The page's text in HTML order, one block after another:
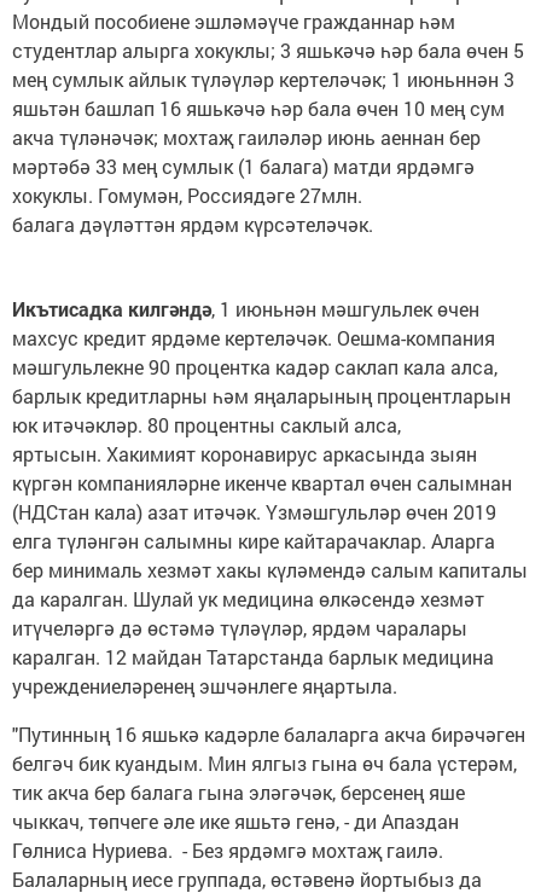
Мондый пособиене эшләмәүче гражданнар һәм
студентлар алырга хокуклы; 3 яшькәчә һәр бала өчен 5
мең сумлык айлык түләүләр кертеләчәк; 1 июньннән 3
яшьтән башлап 16 яшькәчә һәр бала өчен 10 мең сум
акча түләнәчәк; мохтаҗ гаиләләр июнь аеннан бер
мәртәбә 33 мең сумлык (1 балага) матди ярдәмгә
хокуклы. Гомумән, Россиядәге 27млн.
балага дәүләттән ярдәм күрсәтеләчәк.
Икътисадка килгәндә, 1 июньнән мәшгульлек өчен
махсус кредит ярдәме кертеләчәк. Оешма-компания
мәшгульлекне 90 процентка кадәр саклап кала алса,
барлык кредитларны һәм яңаларының процентларын
юк итәчәкләр. 80 процентны саклый алса,
яртысын. Хакимият коронавирус аркасында зыян
күргән компанияләрне икенче квартал өчен салымнан
(НДСтан кала) азат итәчәк. Үзмәшгульләр өчен 2019
елга түләнгән салымны кире кайтарачаклар. Аларга
бер минималь хезмәт хакы күләмендә салым капиталы
да каралган. Шулай ук медицина өлкәсендә хезмәт
итүчеләргә дә өстәмә түләүләр, ярдәм чаралары
каралган. 12 майдан Татарстанда барлык медицина
учреждениеләренең эшчәнлеге яңартыла.
"Путинның 16 яшькә кадәрле балаларга акча бирәчәген
белгәч бик куандым. Мин ялгыз гына өч бала үстерәм,
тик акча бер балага гына эләгәчәк, берсенең яше
чыккач, төпчеге әле ике яшьтә генә, - ди Апаздан
Гөлниса Нуриева. - Без ярдәмгә мохтаҗ гаилә.
Балаларның иесе группада, өстәвенә йортыбыз да